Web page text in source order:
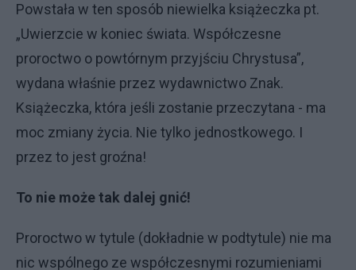
Powstała w ten sposób niewielka książeczka pt.
„Uwierzcie w koniec świata. Współczesne
proroctwo o powtórnym przyjściu Chrystusa”,
wydana właśnie przez wydawnictwo Znak.
Książeczka, która jeśli zostanie przeczytana - ma
moc zmiany życia. Nie tylko jednostkowego. I
przez to jest groźna!
To nie może tak dalej gnić!
Proroctwo w tytule (dokładnie w podtytule) nie ma
nic wspólnego ze współczesnymi rozumieniami